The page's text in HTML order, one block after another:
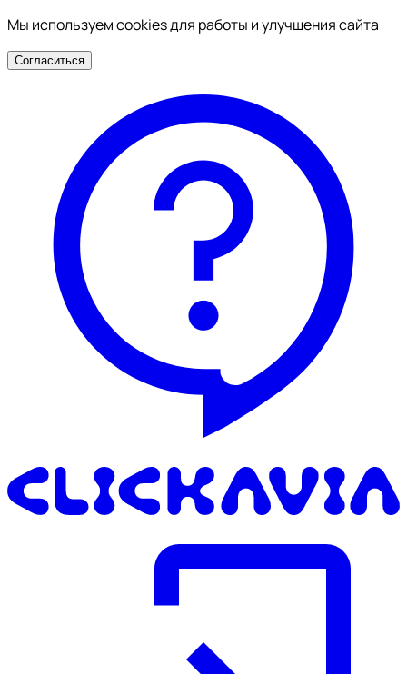
Мы используем cookies для работы и улучшения сайта
Согласиться